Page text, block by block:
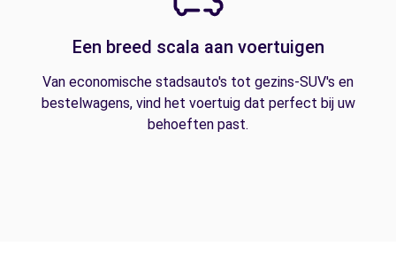
Een breed scala aan voertuigen
Van economische stadsauto's tot gezins-SUV's en
bestelwagens, vind het voertuig dat perfect bij uw
behoeften past.